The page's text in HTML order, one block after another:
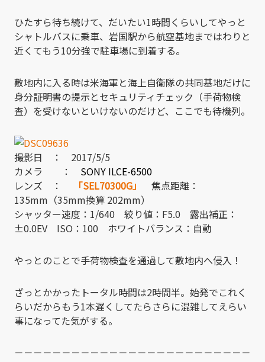
ひたすら待ち続けて、だいたい1時間くらいしてやっと
シャトルバスに乗車、岩国駅から航空基地まではわりと
近くてもう10分強で駐車場に到着する。
敷地内に入る時は米海軍と海上自衛隊の共同基地だけに
身分証明書の提示とセキュリティチェック（手荷物検
査）を受けないといけないのだけど、ここでも待機列。
撮影日 ： 2017/5/5
カメラ ： SONY ILCE-6500
レンズ ：
「SEL70300G」
焦点距離：
135mm（35mm換算 202mm）
シャッター速度：1/640 絞り値：F5.0 露出補正：
±0.0EV ISO：100 ホワイトバランス：自動
やっとのことで手荷物検査を通過して敷地内へ侵入！
ざっとかかったトータル時間は2時間半。始発でこれく
らいだからもう1本遅くしてたらさらに混雑してえらい
事になってた気がする。
－－－－－－－－－－－－－－－－－－－－－－－－－